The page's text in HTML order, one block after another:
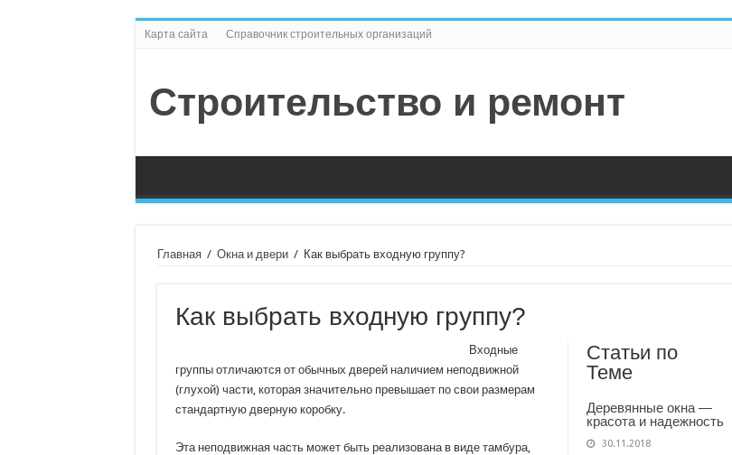
Карта сайта Справочник строительных организаций
Строительство и ремонт
Главная / Окна и двери / Как выбрать входную группу?
Как выбрать входную группу?
Статьи по
Теме
Деревянные окна —
красота и надежность
30.11.2018
Входные
группы отличаются от обычных дверей наличием неподвижной
(глухой) части, которая значительно превышает по свои размерам
стандартную дверную коробку.
Эта неподвижная часть может быть реализована в виде тамбура,